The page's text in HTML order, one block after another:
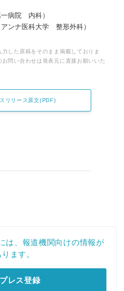
院 内科）
医科大学 整形外科）
した原稿をそのまま掲載しておりま
問い合わせは発表元に直接お願いいた
リリース原文(PDF)
は、報道機関向けの情報が
ります。
プレス登録